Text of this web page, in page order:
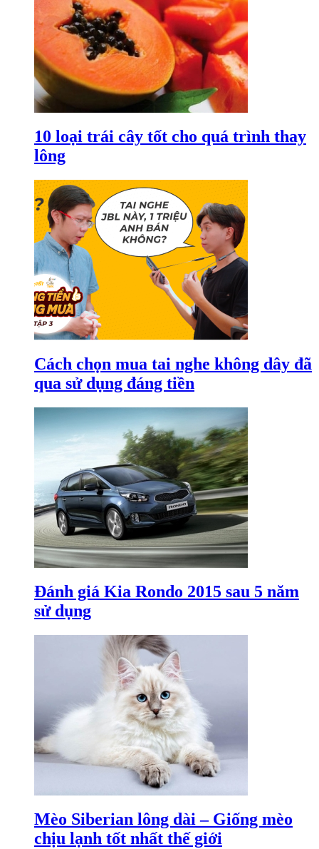
10 loại trái cây tốt cho quá trình thay
lông
Cách chọn mua tai nghe không dây đã
qua sử dụng đáng tiền
Đánh giá Kia Rondo 2015 sau 5 năm
sử dụng
Mèo Siberian lông dài – Giống mèo
chịu lạnh tốt nhất thế giới